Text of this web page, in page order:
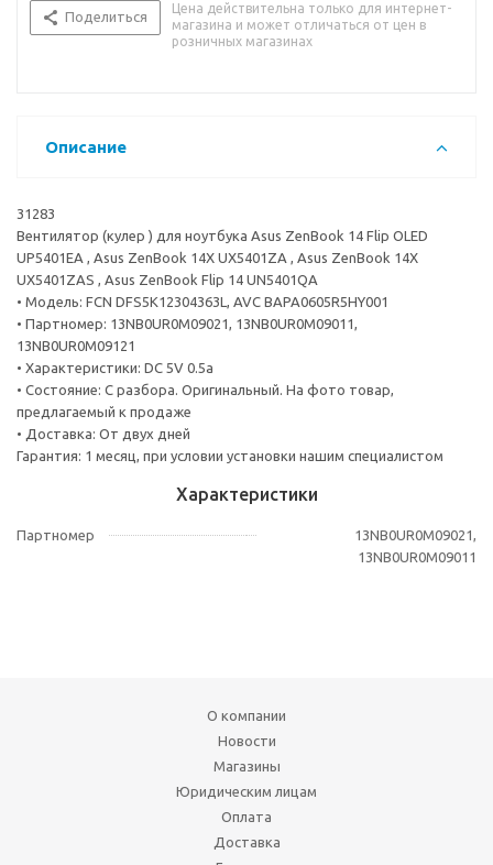
Поделиться
Цена действительна только для интернет-
магазина и может отличаться от цен в
розничных магазинах
Описание
31283
Вентилятор (кулер ) для ноутбука Asus ZenBook 14 Flip OLED
UP5401EA , Asus ZenBook 14X UX5401ZA , Asus ZenBook 14X
UX5401ZAS , Asus ZenBook Flip 14 UN5401QA
• Модель: FCN DFS5K12304363L, AVC BAPA0605R5HY001
• Партномер: 13NB0UR0M09021, 13NB0UR0M09011,
13NB0UR0M09121
• Характеристики: DC 5V 0.5a
• Состояние: С разбора. Оригинальный. На фото товар,
предлагаемый к продаже
• Доставка: От двух дней
Гарантия: 1 месяц, при условии установки нашим специалистом
Характеристики
Партномер
13NB0UR0M09021,
13NB0UR0M09011
О компании
Новости
Магазины
Юридическим лицам
Оплата
Доставка